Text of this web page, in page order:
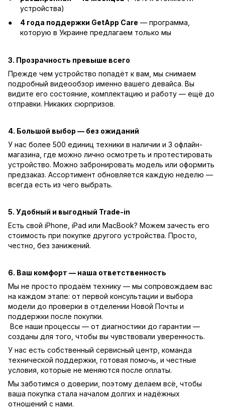
устройства)
4 года поддержки GetApp Care — программа,
которую в Украине предлагаем только мы
3. Прозрачность превыше всего
Прежде чем устройство попадёт к вам, мы снимаем
подробный видеообзор именно вашего девайса. Вы
видите его состояние, комплектацию и работу — ещё до
отправки. Никаких сюрпризов.
4. Большой выбор — без ожиданий
У нас более 500 единиц техники в наличии и 3 офлайн-
магазина, где можно лично осмотреть и протестировать
устройство. Можно забронировать модель или оформить
предзаказ. Ассортимент обновляется каждую неделю —
всегда есть из чего выбрать.
5. Удобный и выгодный Trade-in
Есть свой iPhone, iPad или MacBook? Можем зачесть его
стоимость при покупке другого устройства. Просто,
честно, без занижений.
6. Ваш комфорт — наша ответственность
Мы не просто продаём технику — мы сопровождаем вас
на каждом этапе: от первой консультации и выбора
модели до проверки в отделении Новой Почты и
поддержки после покупки.
Все наши процессы — от диагностики до гарантии —
созданы для того, чтобы вы чувствовали уверенность.
У нас есть собственный сервисный центр, команда
технической поддержки, готовая помочь, и честные
условия, которые не меняются после оплаты.
Мы заботимся о доверии, поэтому делаем всё, чтобы
ваша покупка стала началом долгих и надёжных
отношений с нами.